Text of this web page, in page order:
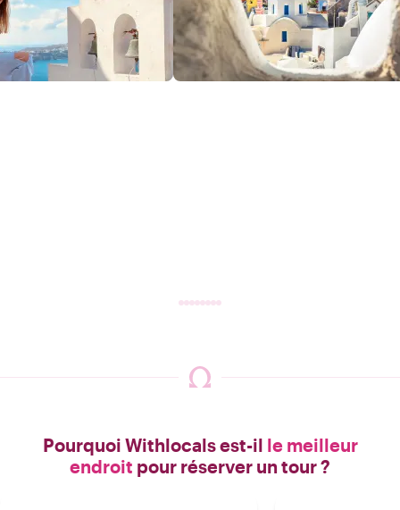
Pourquoi Withlocals est-il le meilleur
endroit pour réserver un tour ?